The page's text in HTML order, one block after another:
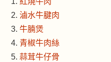
滷水牛腱肉
牛腩煲
青椒牛肉絲
蒜茸牛仔骨